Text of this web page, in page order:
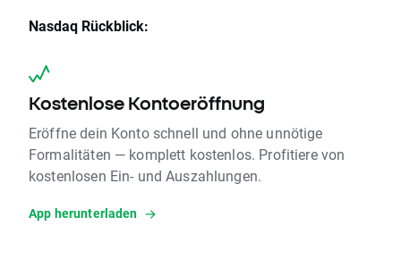
Nasdaq Rückblick:
Kostenlose Kontoeröffnung
Eröffne dein Konto schnell und ohne unnötige
Formalitäten — komplett kostenlos. Profitiere von
kostenlosen Ein- und Auszahlungen.
App herunterladen